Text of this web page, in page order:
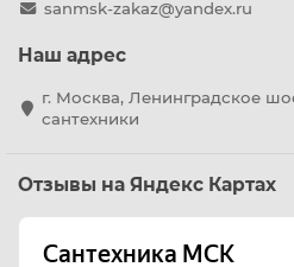
sanmsk-zakaz@yandex.ru
Наш адрес
г. Москва, Ленинградское
сантехники
Отзывы на Яндекс Картах